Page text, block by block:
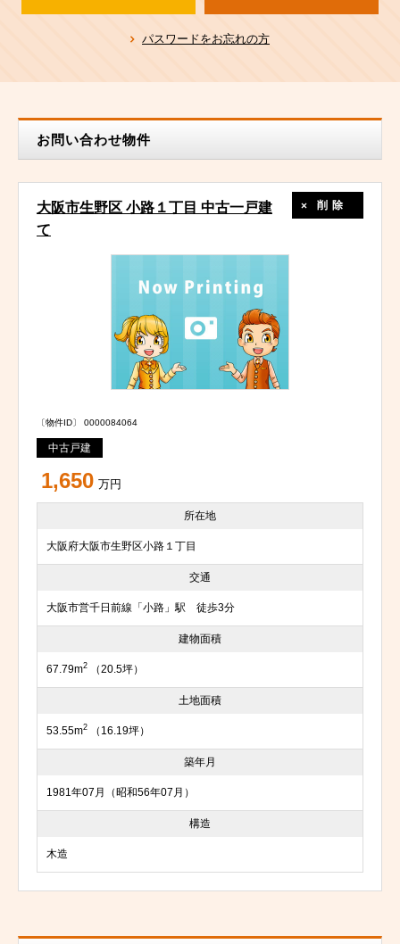
パスワードをお忘れの方
お問い合わせ物件
大阪市生野区 小路１丁目 中古一戸建
て
削除
〔物件ID〕 0000084064
中古戸建
1,650 万円
所在地
大阪府大阪市生野区小路１丁目
交通
大阪市営千日前線「小路」駅 徒歩3分
建物面積
67.79m2 （20.5坪）
土地面積
53.55m2 （16.19坪）
築年月
1981年07月（昭和56年07月）
構造
木造